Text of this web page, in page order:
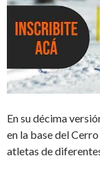
En su décima
en la base del
atletas de